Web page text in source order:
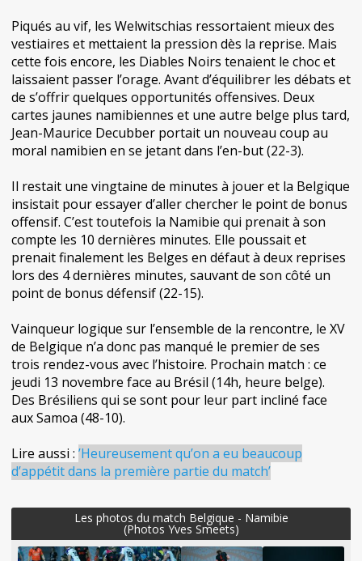
Piqués au vif, les Welwitschias ressortaient mieux des
vestiaires et mettaient la pression dès la reprise. Mais
cette fois encore, les Diables Noirs tenaient le choc et
laissaient passer l’orage. Avant d’équilibrer les débats et
de s’offrir quelques opportunités offensives. Deux
cartes jaunes namibiennes et une autre belge plus tard,
Jean-Maurice Decubber portait un nouveau coup au
moral namibien en se jetant dans l’en-but (22-3).
Il restait une vingtaine de minutes à jouer et la Belgique
insistait pour essayer d’aller chercher le point de bonus
offensif. C’est toutefois la Namibie qui prenait à son
compte les 10 dernières minutes. Elle poussait et
prenait finalement les Belges en défaut à deux reprises
lors des 4 dernières minutes, sauvant de son côté un
point de bonus défensif (22-15).
Vainqueur logique sur l’ensemble de la rencontre, le XV
de Belgique n’a donc pas manqué le premier de ses
trois rendez-vous avec l’histoire. Prochain match : ce
jeudi 13 novembre face au Brésil (14h, heure belge).
Des Brésiliens qui se sont pour leur part incliné face
aux Samoa (48-10).
Lire aussi : ’Heureusement qu’on a eu beaucoup
d’appétit dans la première partie du match’
Les photos du match Belgique - Namibie
(Photos Yves Smeets)